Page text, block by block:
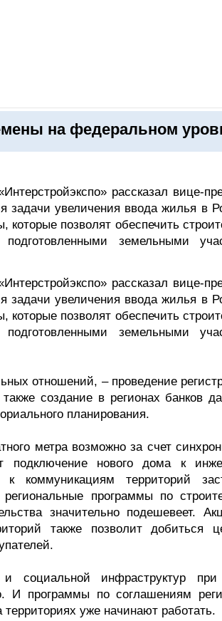
на федеральном
рассказал вице-
увеличения ввода жилья в
позволят обеспечить
земельными
рассказал вице-
увеличения ввода жилья в
позволят обеспечить
земельными
отношений, – проведение
создание в регионах банков
планирования.
метра возможно за счет
подключение нового дома к
коммуникациям территорий
программы по
значительно подешевеет.
также позволит добиться
социальной инфраструктур
И программы по соглашениям
уже начинают работать.